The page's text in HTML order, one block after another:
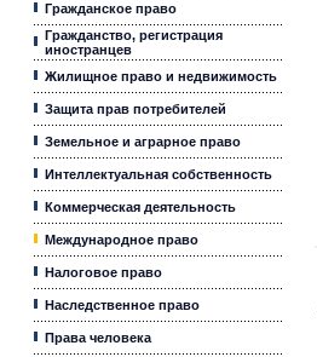
Гражданское право
Гражданство, регистрация
иностранцев
Жилищное право и недвижимость
Защита прав потребителей
Земельное и аграрное право
Интеллектуальная собственность
Коммерческая деятельность
Международное право
Налоговое право
Наследственное право
Права человека